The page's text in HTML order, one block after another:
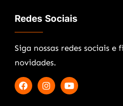
Redes Sociais
Siga nossas redes sociais e
novidades.